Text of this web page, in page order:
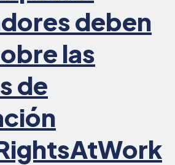
deben
las
de